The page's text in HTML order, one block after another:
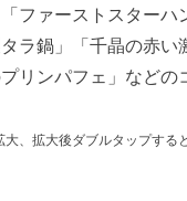
ファーストスターハ
ラ鍋」「千晶の赤い
プリンパフェ」などの
、拡大後ダブルタップする